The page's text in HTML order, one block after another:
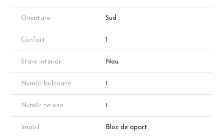
Orientare Sud
Confort 1
Stare interior Nou
Număr balcoane 1
Număr terase 1
Imobil Bloc de apart.